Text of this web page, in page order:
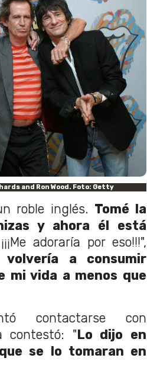
and Ron Wood. Foto: Getty
roble inglés. Tomé la
y ahora él está
adoraría por eso!!!",
volvería a consumir
mi vida a menos que
contactarse con
contestó: " Lo dijo en
se lo tomaran en